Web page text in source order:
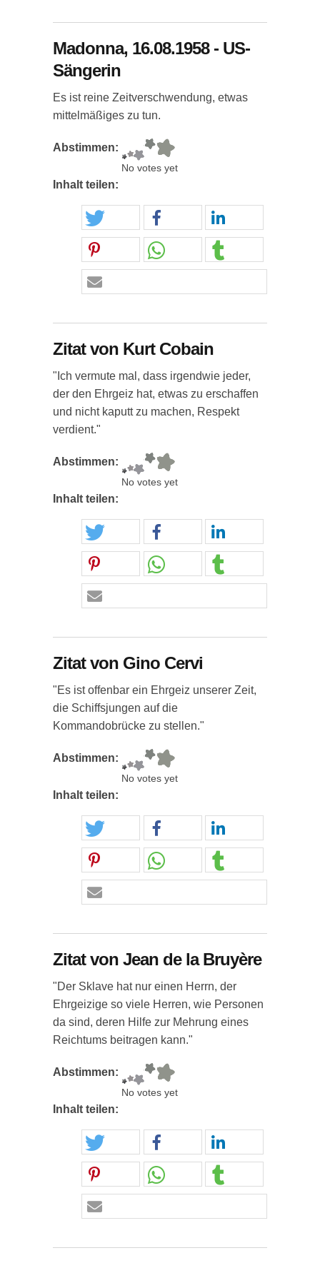
Madonna, 16.08.1958 - US-
Sängerin
Es ist reine Zeitverschwendung, etwas
mittelmäßiges zu tun.
Abstimmen:
No votes yet
Inhalt teilen:
Zitat von Kurt Cobain
"Ich vermute mal, dass irgendwie jeder,
der den Ehrgeiz hat, etwas zu erschaffen
und nicht kaputt zu machen, Respekt
verdient."
Abstimmen:
No votes yet
Inhalt teilen:
Zitat von Gino Cervi
"Es ist offenbar ein Ehrgeiz unserer Zeit,
die Schiffsjungen auf die
Kommandobrücke zu stellen."
Abstimmen:
No votes yet
Inhalt teilen:
Zitat von Jean de la Bruyère
"Der Sklave hat nur einen Herrn, der
Ehrgeizige so viele Herren, wie Personen
da sind, deren Hilfe zur Mehrung eines
Reichtums beitragen kann."
Abstimmen:
No votes yet
Inhalt teilen: